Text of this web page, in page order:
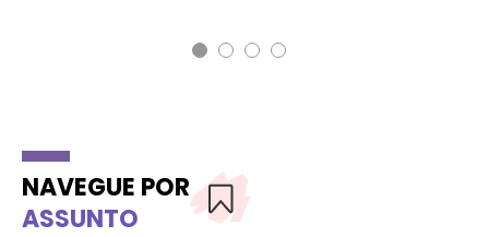
NAVEGUE POR
ASSUNTO